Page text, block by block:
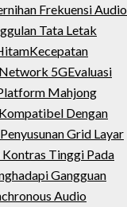
Frekuensi Audio
Tata Letak
Kecepatan
5GEvaluasi
Mahjong
Dengan
Grid Layar
Kontras Tinggi Pada
Gangguan
Audio